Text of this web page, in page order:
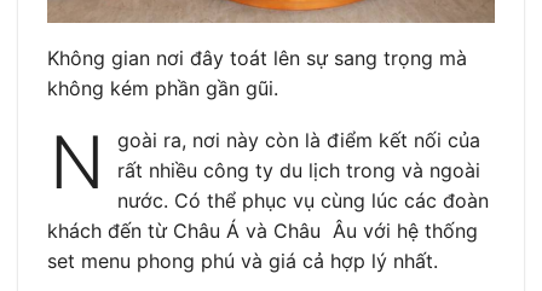
Không gian nơi đây toát lên sự sang trọng mà
không kém phần gần gũi.
N
goài ra, nơi này còn là điểm kết nối của
rất nhiều công ty du lịch trong và ngoài
nước. Có thể phục vụ cùng lúc các đoàn
khách đến từ Châu Á và Châu Âu với hệ thống
set menu phong phú và giá cả hợp lý nhất.